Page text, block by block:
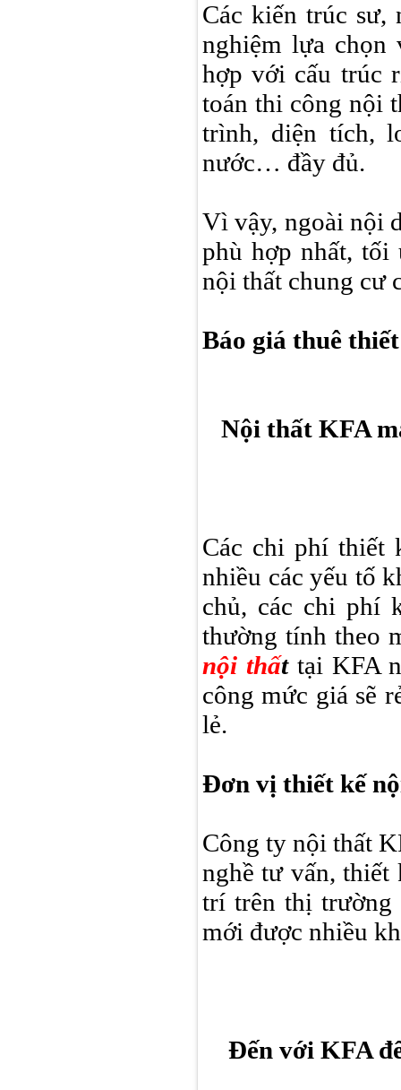
Các kiến ​​trúc sư,
nghiệm lựa chọn
hợp với cấu trúc
toán thi công nội
trình, diện tích,
nước… đầy đủ.
Vì vậy, ngoài nội
phù hợp nhất, tối
nội thất chung cư
Báo giá thuê
Nội thất KFA
Các chi phí thiết
nhiều các yếu tố
chủ, các chi phí
thường tính theo
nội thấttại KFA
công mức giá sẽ
lẻ.
Đơn vị thiết kế
Công ty nội thất
nghề tư vấn, thiết
trí trên thị trường
mới được nhiều
Đến với KFA